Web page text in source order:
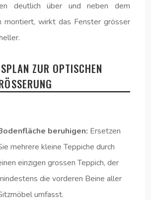
deutlich über und neben dem
montiert, wirkt das Fenster grösser
ZUR OPTISCHEN
beruhigen: Ersetzen
mehrere kleine Teppiche durch
einzigen grossen Teppich, der
die vorderen Beine aller
umfasst.